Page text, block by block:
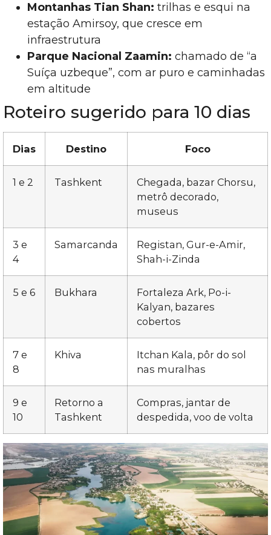
Montanhas Tian Shan: trilhas e esqui na
estação Amirsoy, que cresce em
infraestrutura
Parque Nacional Zaamin: chamado de “a
Suíça uzbeque”, com ar puro e caminhadas
em altitude
Roteiro sugerido para 10 dias
Dias Destino Foco
1 e 2 Tashkent
Chegada, bazar Chorsu,
metrô decorado,
museus
3 e
4
Samarcanda
Registan, Gur-e-Amir,
Shah-i-Zinda
5 e 6 Bukhara
Fortaleza Ark, Po-i-
Kalyan, bazares
cobertos
7 e
8
Khiva
Itchan Kala, pôr do sol
nas muralhas
9 e
10
Retorno a
Tashkent
Compras, jantar de
despedida, voo de volta